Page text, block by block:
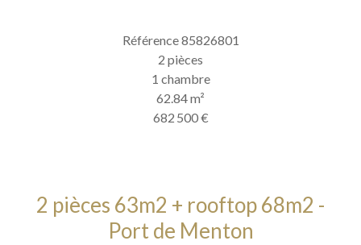
Référence85826801
2 pièces
1 chambre
62.84m²
682 500 €
2 pièces 63m2 + rooftop 68m2 -
Port de Menton